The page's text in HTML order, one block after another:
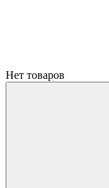
Нет товаров